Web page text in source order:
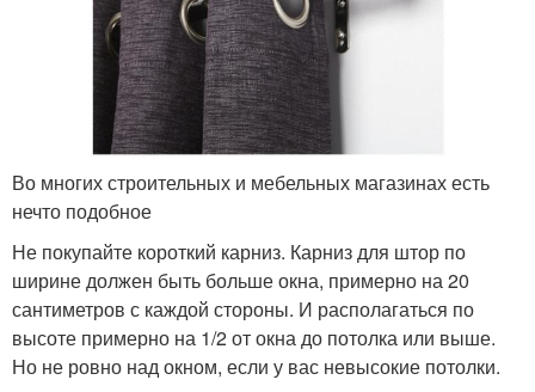
Во многих строительных и мебельных магазинах есть
нечто подобное
Не покупайте короткий карниз. Карниз для штор по
ширине должен быть больше окна, примерно на 20
сантиметров с каждой стороны. И располагаться по
высоте примерно на 1/2 от окна до потолка или выше.
Но не ровно над окном, если у вас невысокие потолки.